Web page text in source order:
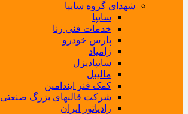
شهدای گروه سایپا
سایپا
خدمات فنی رنا
پارس خودرو
زامیاد
سایپادیزل
مالیبل
کمک فنر ایندامین
شرکت قالبهای بزرگ صنعتی
رادیاتور ایران